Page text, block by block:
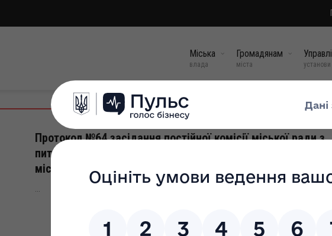
Міська
влада
Громадянам
міста установи
Протокол №64 засідання постійної комісії міської ради з
питань планування, бюджету, регуляторної політики,
місцевих податків і зборів